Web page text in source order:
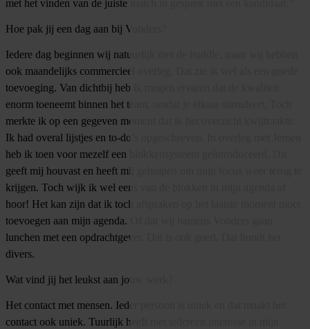
met het vinden van de juiste match in gesprek met een kandidaat.”
Hoe pak jij een dag aan bij Vonders?
Iedere dag beginnen wij natuurlijk met de huddle, maar wij hebben
ook maandelijks commercieel overleg. Dat zie ik wel als een goede
toevoeging. Van dichtbij heb ik mogen ervaren dat de kwaliteit
enorm toeneemt binnen het team, omdat je elkaar stimuleert. Toch
merkte ik op een gegeven moment dat ik het overzicht kwijtraakte.
Ik had overal lijstjes en to-do’s opgeschreven. In overleg met Jeroen
heb ik toen voor mezelf een blokkensysteem geïntroduceerd. Dit
geeft mij houvast en heeft mij geholpen om mijn focus weer terug te
krijgen. Toch wijk ik wel eens van de blokken in mijn agenda af
hoor! Het kan zijn dat ik toch afspraken op het laatste moment moet
toevoegen aan mijn agenda. Of dat wij namens Vonders gaan
lunchen met een opdrachtgever. Dat is ook goed. Dat houdt het
divers.
Wat vind jij het leukst aan jouw werk?
Het contact met mensen. Ieder persoon is uniek en dat maakt het
contact ook uniek. Tuurlijk heeft niet iedereen interesse in mijn